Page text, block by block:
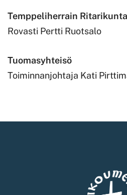
Temppeliherrain Ritarikunta
Rovasti Pertti Ruotsalo
Tuomasyhteisö
Toiminnanjohtaja Kati